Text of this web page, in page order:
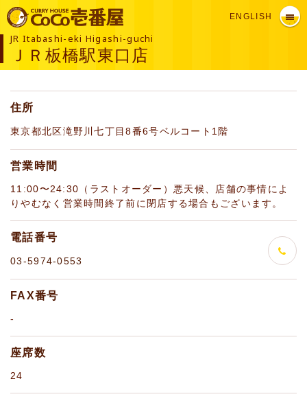
ENGLISH
JR Itabashi-eki Higashi-guchi
ＪＲ板橋駅東口店
住所
東京都北区滝野川七丁目8番6号ベルコート1階
営業時間
11:00〜24:30（ラストオーダー）悪天候、店舗の事情によ
りやむなく営業時間終了前に閉店する場合もございます。
電話番号
03-5974-0553
FAX番号
-
座席数
24